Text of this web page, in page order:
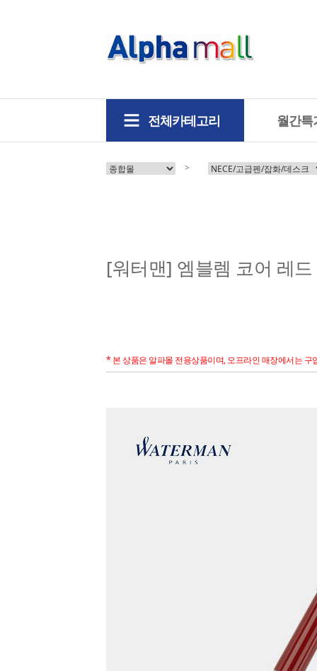
전체카테고리 월간특
>
[워터맨] 엠블렘 코어 레드
* 본 상품은 알파몰 전용상품이며, 오프라인 매장에서는 구